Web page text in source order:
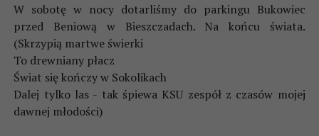
W sobotę w nocy dotarliśmy do parkingu Bukowiec
przed Beniową w Bieszczadach. Na końcu świata.
(Skrzypią martwe świerki
To drewniany płacz
Świat się kończy w Sokolikach
Dalej tylko las - tak śpiewa KSU zespół z czasów mojej
dawnej młodości)